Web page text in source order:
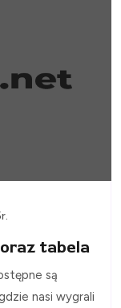
tabela
są
nasi wygrali